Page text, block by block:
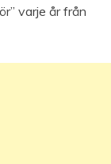
varje år från